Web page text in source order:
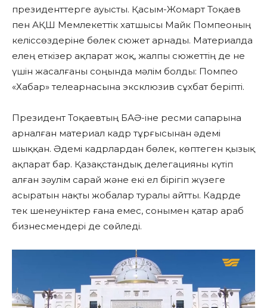
президенттерге ауысты. Қасым-Жомарт Тоқаев
пен АҚШ Мемлекеттік хатшысы Майк Помпеоның
келіссөздеріне бөлек сюжет арнады. Материалда
елең еткізер ақпарат жоқ, жалпы сюжеттің де не
үшін жасалғаны соңында мәлім болды: Помпео
«Хабар» телеарнасына эксклюзив сұхбат беріпті.
Президент Тоқаевтың БАӘ-іне ресми сапарына
арналған материал кадр тұрғысынан әдемі
шыққан. Әдемі кадрлардан бөлек, көптеген қызық
ақпарат бар. Қазақстандық делегацияны күтіп
алған зәулім сарай және екі ел бірігіп жүзеге
асыратын нақты жобалар туралы айтты. Кадрде
тек шенеуніктер ғана емес, сонымен қатар араб
бизнесмендері де сөйледі.